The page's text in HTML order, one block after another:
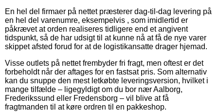
En hel del firmaer på nettet præsterer dag-til-dag levering på
en hel del varenumre, eksempelvis , som imidlertid er
påkrævet at orden realiseres tidligere end et angivent
tidspunkt, så de har udsigt til at kunne nå at få de nye varer
skippet afsted forud for at de logistikansatte drager hjemad.
Visse outlets på nettet frembyder fri fragt, men oftest er det
forbeholdt når der aftages for en fastsat pris. Som alternativ
kan du snuppe den mest letkøbte leveringsversion, hvilket i
mange tilfælde – ligegyldigt om du bor nær Aalborg,
Frederikssund eller Fredensborg – vil blive at få
fragtmanden til at køre ordren til en pakkeshop.